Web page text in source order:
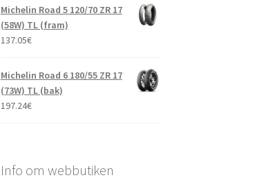
Michelin Road 5 120/70 ZR 17
(58W) TL (fram)
137.05€
Michelin Road 6 180/55 ZR 17
(73W) TL (bak)
197.24€
Info om webbutiken